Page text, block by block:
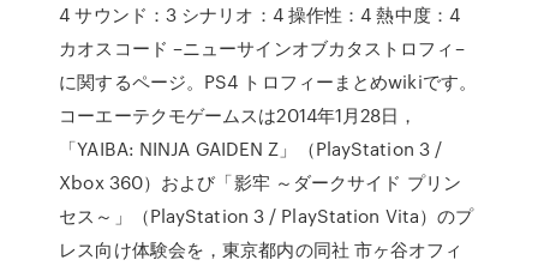
4 サウンド：3 シナリオ：4 操作性：4 熱中度：4
カオスコード –ニューサインオブカタストロフィ–
に関するページ。PS4 トロフィーまとめwikiです。
コーエーテクモゲームスは2014年1月28日，
「YAIBA: NINJA GAIDEN Z」（PlayStation 3 /
Xbox 360）および「影牢 ～ダークサイド プリン
セス～」（PlayStation 3 / PlayStation Vita）のプ
レス向け体験会を，東京都内の同社 市ヶ谷オフィ